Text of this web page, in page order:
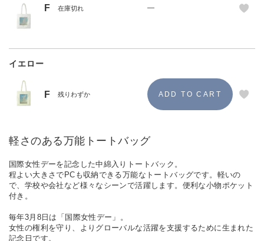
F 在庫切れ —
イエロー
F 残りわずか
軽さのある万能トートバッグ
国際女性デーを記念した中綿入りトートバック。
程よい大きさでPCも収納できる万能なトートバッグです。軽いの
で、学校や会社など様々なシーンで活躍します。便利な小物ポケット
付き。
毎年3月8日は「国際女性デー」。
女性の権利を守り、よりグローバルな活躍を支援するために生まれた
記念日です。